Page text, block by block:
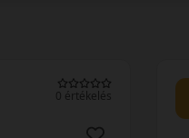
0 értékelés